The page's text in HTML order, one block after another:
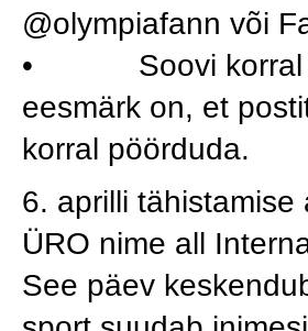
@olympiafann või
• Soovi korral
eesmärk on, et
korral pöörduda.
6. aprilli
ÜRO nime all
See päev